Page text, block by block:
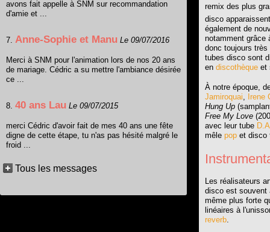
avons fait appelle à SNM sur recommandation
d'amie et ...
7. Anne-Sophie et Manu Le 09/07/2016
Merci à SNM pour l'animation lors de nos 20 ans
de mariage. Cédric a su mettre l'ambiance désirée
ce ...
8. 40 ans Lau Le 09/07/2015
merci Cédric d'avoir fait de mes 40 ans une fête
digne de cette étape, tu n'as pas hésité malgré le
froid ...
Tous les messages
remix des plus
disco
également de
notamment grâce
donc toujours
tubes disco sont
en discothèque et
À notre époque,
Jamiroquai, Irene
Hung Up
Free My Love
avec leur tube
mêle pop et disco
Les réalisateurs
disco est souvent
même plus forte
linéaires à
reverb.